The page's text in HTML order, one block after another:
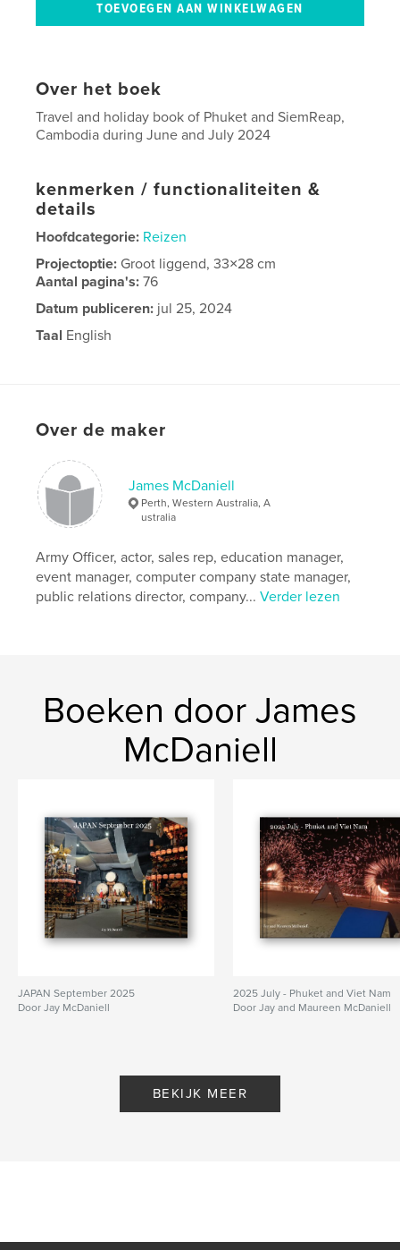
Over het boek
Travel and holiday book of Phuket and SiemReap,
Cambodia during June and July 2024
kenmerken / functionaliteiten &
details
Hoofdcategorie: Reizen
Projectoptie: Groot liggend, 33×28 cm
Aantal pagina's:76
Datum publiceren: jul 25, 2024
Taal English
Over de maker
James McDaniell
Perth, Western Australia, A
ustralia
Army Officer, actor, sales rep, education manager,
event manager, computer company state manager,
public relations director, company...Verder lezen
Boeken door James
McDaniell
JAPAN September 2025
Door Jay McDaniell
2025 July - Phuket and Viet Nam
Door Jay and Maureen McDaniell
BEKIJK MEER